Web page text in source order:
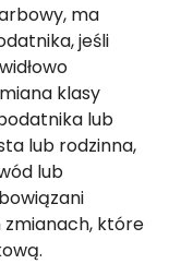
ma
jeśli
klasy
lub
lub rodzinna,
lub
które